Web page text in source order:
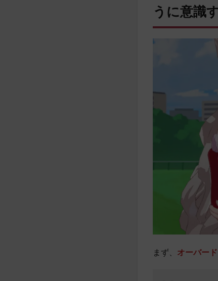
うに意識
まず、 オーバー